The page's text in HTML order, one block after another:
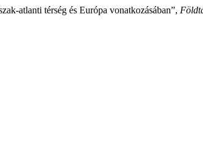
atlanti térség és Európa vonatkozásában”,